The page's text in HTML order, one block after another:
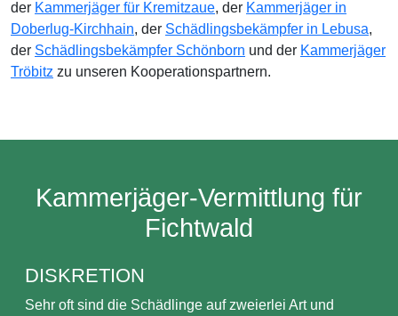
der Kammerjäger für Kremitzaue, der Kammerjäger in
Doberlug-Kirchhain, der Schädlingsbekämpfer in Lebusa,
der Schädlingsbekämpfer Schönborn und der Kammerjäger
Tröbitz zu unseren Kooperationspartnern.
Kammerjäger-Vermittlung für
Fichtwald
DISKRETION
Sehr oft sind die Schädlinge auf zweierlei Art und